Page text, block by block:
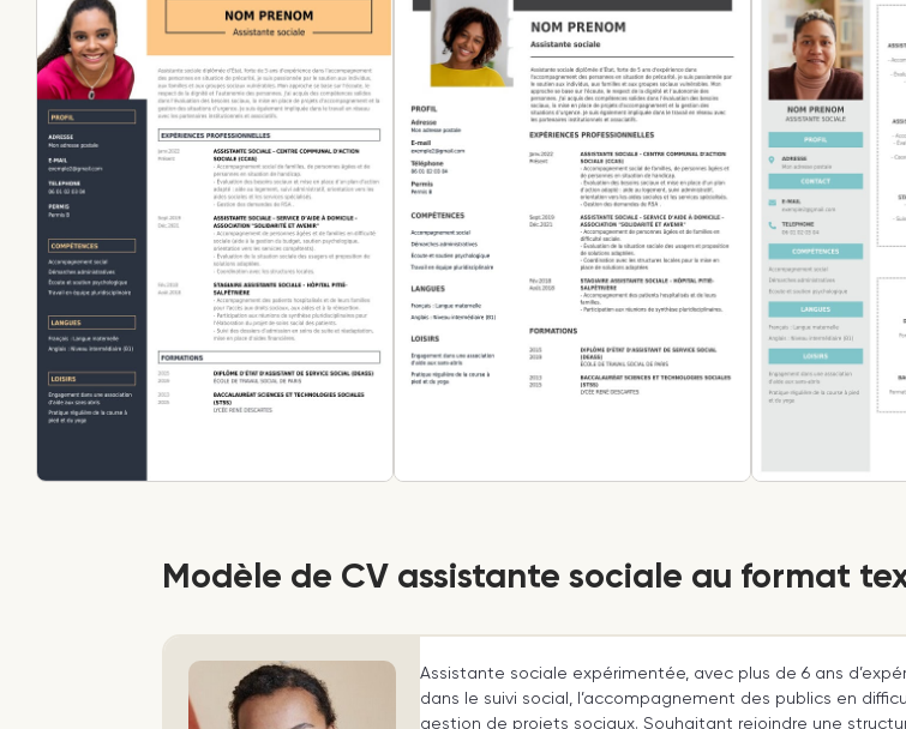
Modèle de CV assistante sociale au format
Assistante sociale expérimentée, avec plus de 6 ans
dans le suivi social, l’accompagnement des publics en
gestion de projets sociaux. Souhaitant rejoindre une